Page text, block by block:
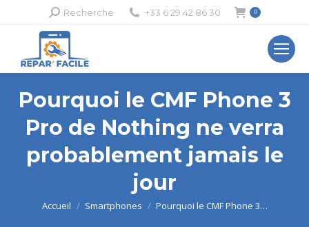
Recherche
Recherche +33 6 29 42 86 30 0
Pourquoi le CMF Phone 3
Pro de Nothing ne verra
probablement jamais le
jour
Vous êtes ici :
Accueil Smartphones Pourquoi le CMF Phone 3…